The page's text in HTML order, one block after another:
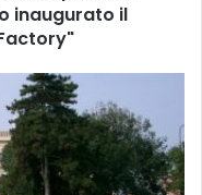
inaugurato il